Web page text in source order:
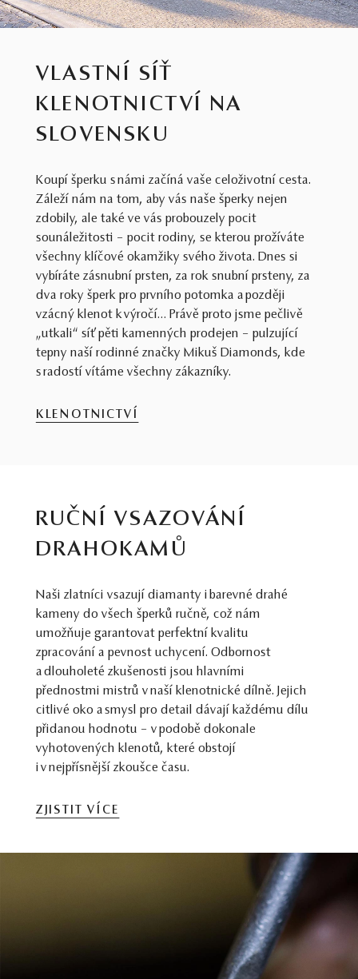
VLASTNÍ SÍŤ
KLENOTNICTVÍ NA
SLOVENSKU
Koupí šperku s námi začíná vaše celoživotní cesta.
Záleží nám na tom, aby vás naše šperky nejen
zdobily, ale také ve vás probouzely pocit
sounáležitosti – pocit rodiny, se kterou prožíváte
všechny klíčové okamžiky svého života. Dnes si
vybíráte zásnubní prsten, za rok snubní prsteny, za
dva roky šperk pro prvního potomka a později
vzácný klenot k výročí… Právě proto jsme pečlivě
„utkali“ síť pěti kamenných prodejen – pulzující
tepny naší rodinné značky Mikuš Diamonds, kde
s radostí vítáme všechny zákazníky.
KLENOTNICTVÍ
RUČNÍ VSAZOVÁNÍ
DRAHOKAMŮ
Naši zlatníci vsazují diamanty i barevné drahé
kameny do všech šperků ručně, což nám
umožňuje garantovat perfektní kvalitu
zpracování a pevnost uchycení. Odbornost
a dlouholeté zkušenosti jsou hlavními
přednostmi mistrů v naší klenotnické dílně. Jejich
citlivé oko a smysl pro detail dávají každému dílu
přidanou hodnotu – v podobě dokonale
vyhotovených klenotů, které obstojí
i v nejpřísnější zkoušce času.
ZJISTIT VÍCE